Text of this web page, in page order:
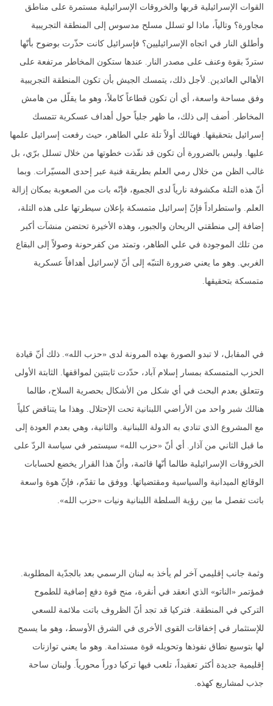
القوات الإسرائيلية قربها والخروقات الإسرائيلية مستمرة على مناطق
مجاورة؟ وتالياً، ماذا لو تسلل مسلح مدسوس إلى المنطقة التجريبية
وأطلق النار في اتجاه الإسرائيليين؟ فإسرائيل كانت حذّرت بوضوح بأنّها
ستردّ بقوة وعنف على مصدر النار. عندها ستكون المخاطر مرتفعة على
الأهالي العائدين. لأجل ذلك، يتمسك الجيش بأن تكون المنطقة التجريبية
وفق مساحة واسعة، أي أن تكون قطاعاً كاملاً، وهو ما يقلّل من هامش
المخاطر. أضف إلى ذلك، ما ظهر جلياً حول أهداف عسكرية تتمسك
إسرائيل بتحقيقها. فهنالك أولاً تلة علي الطاهر، حيث رفعت إسرائيل علمها
عليها. وليس بالضرورة أن تكون قد نفّذت خطوتها من خلال تسلل برّي، بل
غالب الظن من خلال رمي العلم بطريقة فنية عبر إحدى المسيّرات. وبما
أنّ هذه التلة مكشوفة نارياً لدى الجميع، فإنّه بات من الصعوبة بمكان إزالة
العلم. واستطراداً فإنّ إسرائيل متمسكة بإعلان سيطرتها على هذه التلة،
إضافة إلى منطقتي الريحان والجبور، وهذه الأخيرة تحتضن منشآت أكبر
من تلك الموجودة في علي الطاهر، وتمتد من كفرحونة وصولاً إلى البقاع
الغربي. وهو ما يعني ضرورة التنبّه إلى أنّ لإسرائيل أهدافاً عسكرية
متمسكة بتحقيقها.
في المقابل، لا تبدو الصورة بهذه المرونة لدى «حزب الله». ذلك أنّ قيادة
الحزب المتمسكة بمسار إسلام آباد، حدّدت ثابتتين لمواقفها. الثابتة الأولى
وتتعلق بعدم البحث في أي شكل من الأشكال بحصرية السلاح، طالما
هنالك شبر واحد من الأراضي اللبنانية تحت الإحتلال. وهذا ما يتناقض كلياً
مع المشروع الذي تنادي به الدولة اللبنانية. والثانية، وهي بعدم العودة إلى
ما قبل الثاني من آذار. أي أنّ «حزب الله» سيستمر في سياسة الردّ على
الخروقات الإسرائيلية طالما أنّها قائمة، وأنّ هذا القرار يخضع لحسابات
الوقائع الميدانية والسياسية ومقتضياتها. ووفق ما تقدّم، فإنّ هوة واسعة
باتت تفصل ما بين رؤية السلطة اللبنانية ونيات «حزب الله».
وثمة جانب إقليمي آخر لم يأخذ به لبنان الرسمي بعد بالجدّية المطلوبة.
فمؤتمر «الناتو» الذي انعقد في أنقرة، منح قوة دفع إضافية للطموح
التركي في المنطقة. فتركيا قد تجد أنّ الظروف باتت ملائمة للسعي
للإستثمار في إخفاقات القوى الأخرى في الشرق الأوسط، وهو ما يسمح
لها بتوسيع نطاق نفوذها وتحويله قوة مستدامة. وهو ما يعني توازنات
إقليمية جديدة أكثر تعقيداً، تلعب فيها تركيا دوراً محورياً. ولبنان ساحة
جذب لمشاريع كهذه.